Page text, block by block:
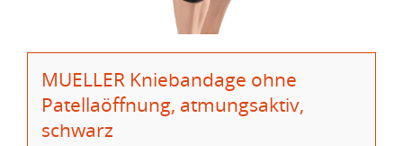
MUELLER Kniebandage ohne
Patellaöffnung, atmungsaktiv,
schwarz